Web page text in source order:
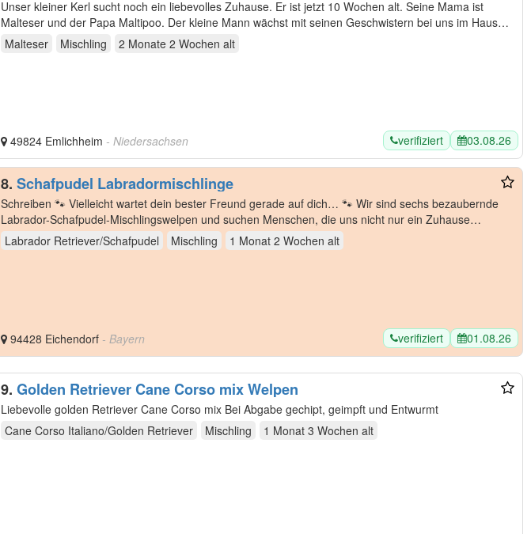
Unser kleiner Kerl sucht noch ein liebevolles Zuhause. Er ist jetzt 10 Wochen alt. Seine Mama ist
Malteser und der Papa Maltipoo. Der kleine Mann wächst mit seinen Geschwistern bei uns im Haus
und…
Malteser Mischling 2 Monate 2 Wochen alt
49824 Emlichheim - Niedersachsen verifiziert 03.08.26
8. Schafpudel Labradormischlinge
Schreiben 🐾 Vielleicht wartet dein bester Freund gerade auf dich… 🐾 Wir sind sechs bezaubernde
Labrador-Schafpudel-Mischlingswelpen und suchen Menschen, die uns nicht nur ein Zuhause
schenken,…
Labrador Retriever/Schafpudel Mischling 1 Monat 2 Wochen alt
94428 Eichendorf - Bayern verifiziert 01.08.26
9. Golden Retriever Cane Corso mix Welpen
Liebevolle golden Retriever Cane Corso mix Bei Abgabe gechipt, geimpft und Entwurmt
Cane Corso Italiano/Golden Retriever
Mischling 1 Monat 3 Wochen alt